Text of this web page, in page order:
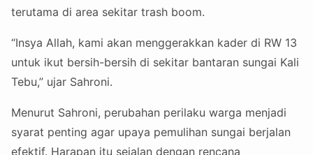
terutama di area sekitar trash boom.
“Insya Allah, kami akan menggerakkan kader di RW 13
untuk ikut bersih-bersih di sekitar bantaran sungai Kali
Tebu,” ujar Sahroni.
Menurut Sahroni, perubahan perilaku warga menjadi
syarat penting agar upaya pemulihan sungai berjalan
efektif. Harapan itu sejalan dengan rencana